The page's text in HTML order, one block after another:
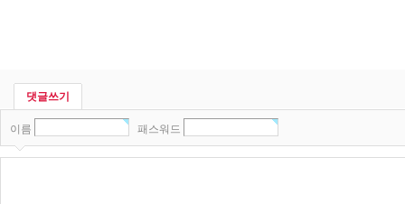
댓글쓰기
이름 패스워드